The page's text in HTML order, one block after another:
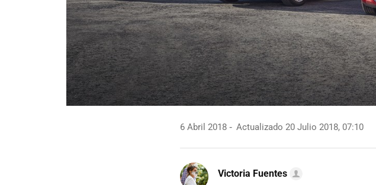
6 Abril 2018 Actualizado 20 Julio 2018, 07:10
Victoria Fuentes